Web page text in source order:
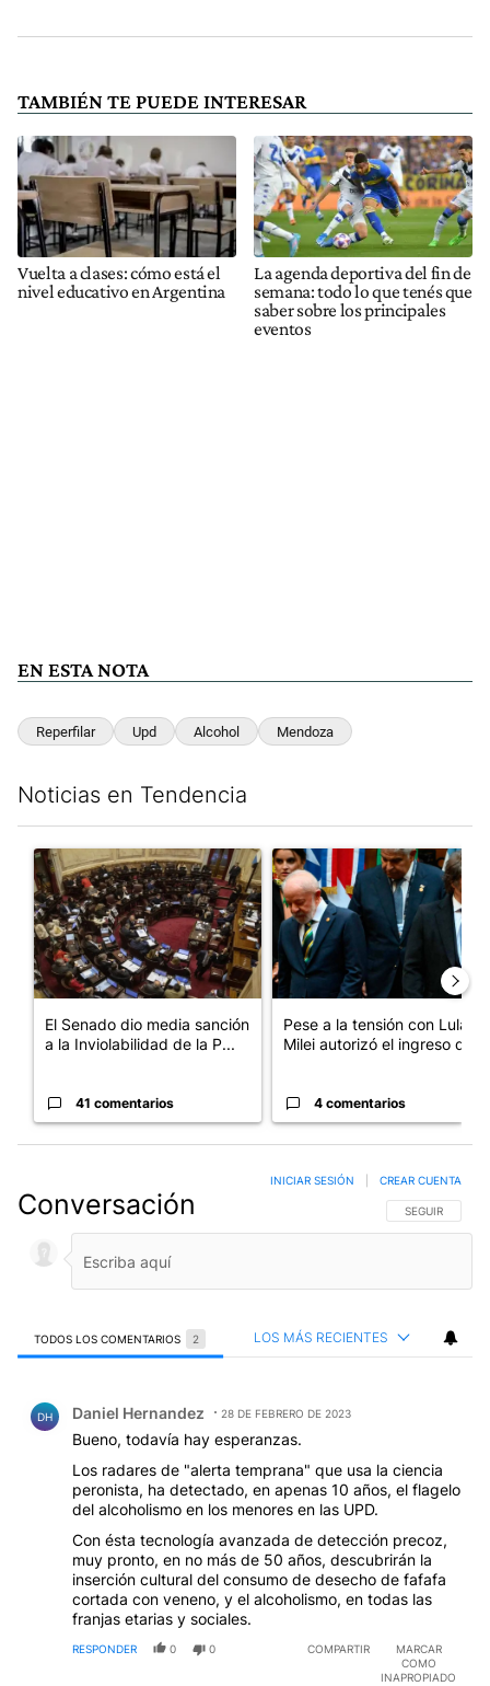
TAMBIÉN TE PUEDE INTERESAR
Vuelta a clases: cómo está el
nivel educativo en Argentina
La agenda deportiva del fin de
semana: todo lo que tenés que
saber sobre los principales
eventos
EN ESTA NOTA
Reperfilar Upd Alcohol Mendoza
Noticias en Tendencia
Un artículo de tendencia con el título "El Senado dio media
El Senado dio media sanción
a la Inviolabilidad de la P...
41 comentarios
Un artículo de tendencia con
Pese a la tensión con Lula,
Milei autorizó el ingreso d...
4 comentarios
Conversación SIGA ESTA
SEGUIR
INICIAR SESIÓN CREAR CUENTA
TODOS LOS COMENTARIOS 2 LOS MÁS RECIENTES
DH Daniel Hernandez 28 DE FEBRERO DE 2023
Bueno, todavía hay esperanzas.
Los radares de "alerta temprana" que usa la ciencia
peronista, ha detectado, en apenas 10 años, el flagelo
del alcoholismo en los menores en las UPD.
Con ésta tecnología avanzada de detección precoz,
muy pronto, en no más de 50 años, descubrirán la
inserción cultural del consumo de desecho de fafafa
cortada con veneno, y el alcoholismo, en todas las
franjas etarias y sociales.
RESPONDER 0 0 COMPARTIR
MARCAR
COMO
INAPROPIADO